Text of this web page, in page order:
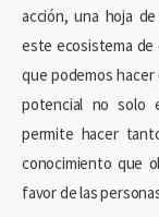
acción, una hoja
este ecosistema de
que podemos
potencial no solo
permite hacer
conocimiento que
favor de las